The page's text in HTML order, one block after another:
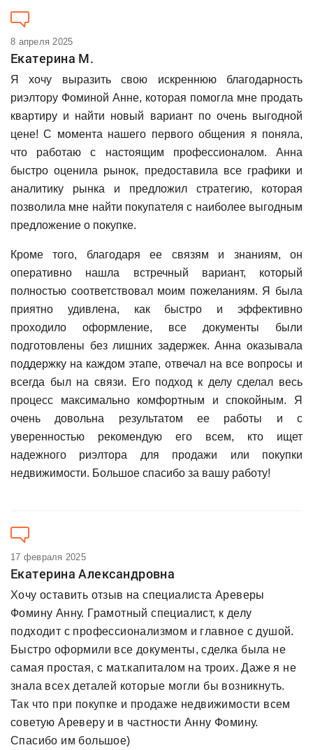
8 апреля 2025
Екатерина М.
Я хочу выразить свою искреннюю благодарность
риэлтору Фоминой Анне, которая помогла мне продать
квартиру и найти новый вариант по очень выгодной
цене! С момента нашего первого общения я поняла,
что работаю с настоящим профессионалом. Анна
быстро оценила рынок, предоставила все графики и
аналитику рынка и предложил стратегию, которая
позволила мне найти покупателя с наиболее выгодным
предложение о покупке.
Кроме того, благодаря ее связям и знаниям, он
оперативно нашла встречный вариант, который
полностью соответствовал моим пожеланиям. Я была
приятно удивлена, как быстро и эффективно
проходило оформление, все документы были
подготовлены без лишних задержек. Анна оказывала
поддержку на каждом этапе, отвечал на все вопросы и
всегда был на связи. Его подход к делу сделал весь
процесс максимально комфортным и спокойным. Я
очень довольна результатом ее работы и с
уверенностью рекомендую его всем, кто ищет
надежного риэлтора для продажи или покупки
недвижимости. Большое спасибо за вашу работу!
17 февраля 2025
Екатерина Александровна
Хочу оставить отзыв на специалиста Ареверы
Фомину Анну. Грамотный специалист, к делу
подходит с профессионализмом и главное с душой.
Быстро оформили все документы, сделка была не
самая простая, с мат.капиталом на троих. Даже я не
знала всех деталей которые могли бы возникнуть.
Так что при покупке и продаже недвижимости всем
советую Ареверу и в частности Анну Фомину.
Спасибо им большое)